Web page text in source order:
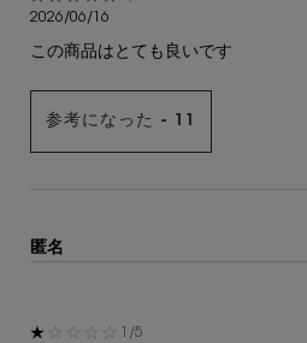
2026/06/16
この商品はとても良いです
参考になった - 11
匿名
5星中1。
1/5